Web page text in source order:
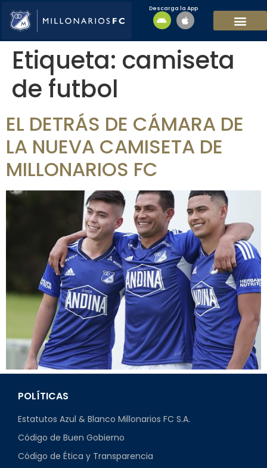
Descarga la App
Etiqueta: camiseta
de futbol
EL DETRÁS DE CÁMARA DE
LA NUEVA CAMISETA DE
MILLONARIOS FC
POLÍTICAS
Estatutos Azul & Blanco Millonarios FC S.A.
Código de Buen Gobierno
Código de Ética y Transparencia